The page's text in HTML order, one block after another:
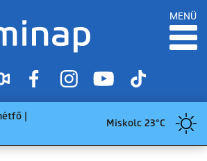
MENÜ
|
Miskolc 23°C